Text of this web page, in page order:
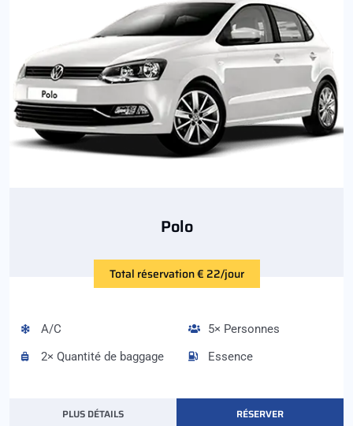
Polo
Total réservation € 22/jour
A/C
2× Quantité de baggage
5× Personnes
Essence
PLUS DÉTAILS RÉSERVER